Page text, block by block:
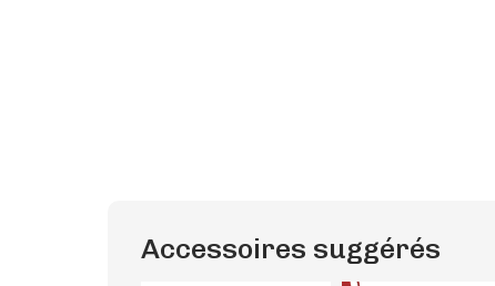
Accessoires suggérés